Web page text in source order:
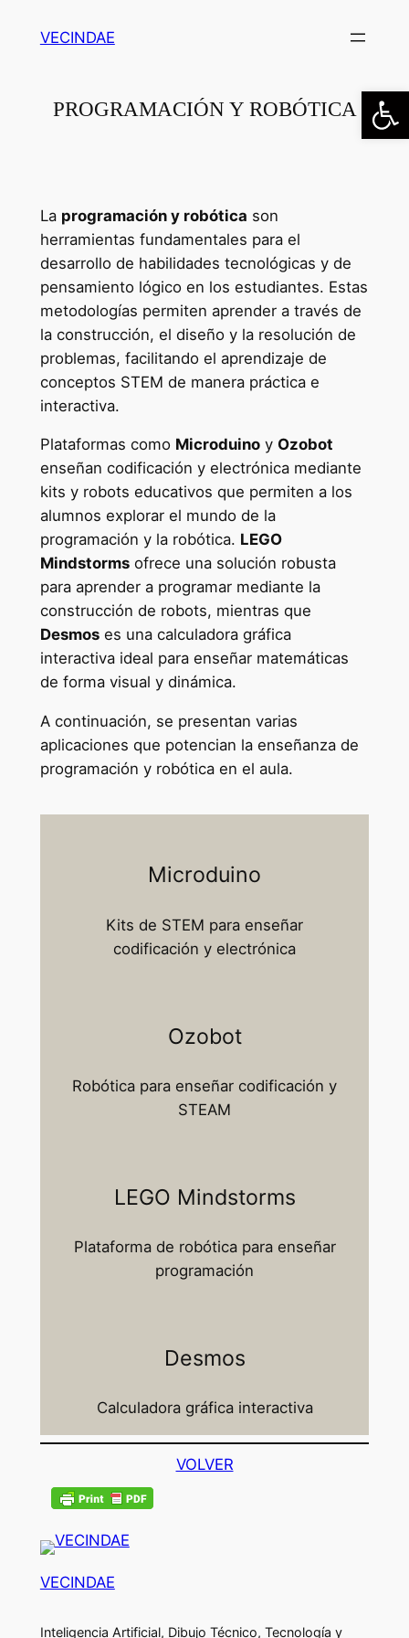
VECINDAE
PROGRAMACIÓN Y ROBÓTICA
La programación y robótica son
herramientas fundamentales para el
desarrollo de habilidades tecnológicas y de
pensamiento lógico en los estudiantes. Estas
metodologías permiten aprender a través de
la construcción, el diseño y la resolución de
problemas, facilitando el aprendizaje de
conceptos STEM de manera práctica e
interactiva.
Plataformas como Microduinoy Ozobot
enseñan codificación y electrónica mediante
kits y robots educativos que permiten a los
alumnos explorar el mundo de la
programación y la robótica. LEGO
Mindstormsofrece una solución robusta
para aprender a programar mediante la
construcción de robots, mientras que
Desmoses una calculadora gráfica
interactiva ideal para enseñar matemáticas
de forma visual y dinámica.
A continuación, se presentan varias
aplicaciones que potencian la enseñanza de
programación y robótica en el aula.
Microduino
Kits de STEM para enseñar
codificación y electrónica​
Ozobot
Robótica para enseñar codificación y
STEAM
LEGO Mindstorms
Plataforma de robótica para enseñar
programación
Desmos
Calculadora gráfica interactiva
VOLVER
VECINDAE
Inteligencia Artificial, Dibujo Técnico, Tecnología y
Abrir